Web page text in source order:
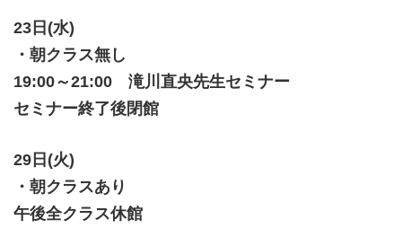
23日(水)
・朝クラス無し
19:00～21:00 滝川直央先生セミナー
セミナー終了後閉館
29日(火)
・朝クラスあり
午後全クラス休館